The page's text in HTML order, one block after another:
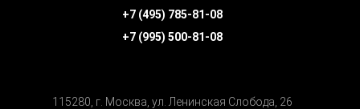
+7 (495) 785-81-08
+7 (995) 500-81-08
115280, г. Москва, ул. Ленинская Cлобода, 26